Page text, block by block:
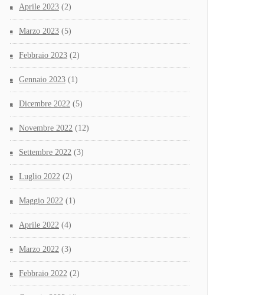
Aprile 2023 (2)
Marzo 2023 (5)
Febbraio 2023 (2)
Gennaio 2023 (1)
Dicembre 2022 (5)
Novembre 2022 (12)
Settembre 2022 (3)
Luglio 2022 (2)
Maggio 2022 (1)
Aprile 2022 (4)
Marzo 2022 (3)
Febbraio 2022 (2)